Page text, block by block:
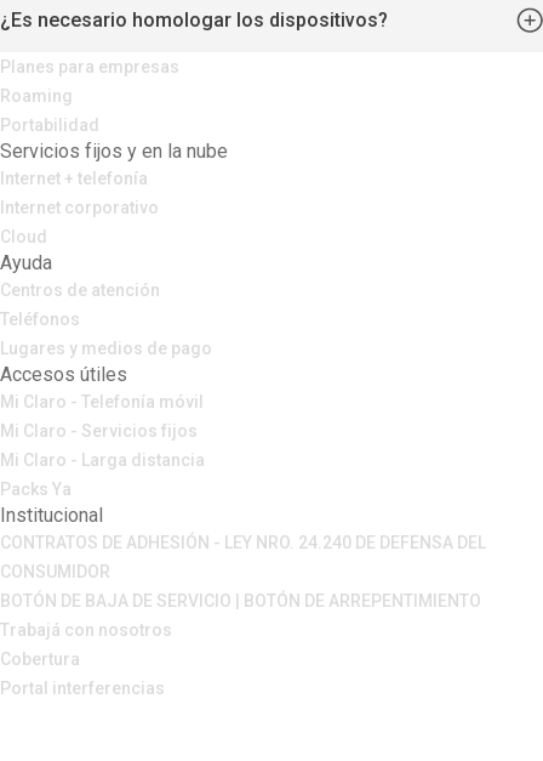
¿Es necesario homologar los dispositivos?
Planes para empresas
Roaming
Portabilidad
Servicios fijos y en la nube
Internet + telefonía
Internet corporativo
Cloud
Ayuda
Centros de atención
Teléfonos
Lugares y medios de pago
Accesos útiles
Mi Claro - Telefonía móvil
Mi Claro - Servicios fijos
Mi Claro - Larga distancia
Packs Ya
Institucional
CONTRATOS DE ADHESIÓN - LEY NRO. 24.240 DE DEFENSA DEL
CONSUMIDOR
BOTÓN DE BAJA DE SERVICIO | BOTÓN DE ARREPENTIMIENTO
Trabajá con nosotros
Cobertura
Portal interferencias